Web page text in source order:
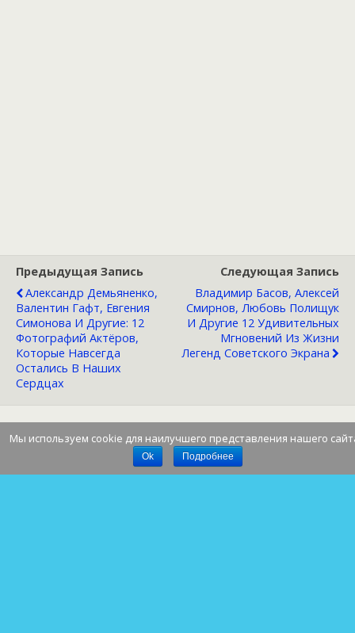
Предыдущая Запись
Александр Демьяненко,
Валентин Гафт, Евгения
Симонова И Другие: 12
Фотографий Актёров,
Которые Навсегда
Остались В Наших
Сердцах
Следующая Запись
Владимир Басов, Алексей
Смирнов, Любовь Полищук
И Другие 12 Удивительных
Мгновений Из Жизни
Легенд Советского Экрана
Мы используем cookie для наилучшего представления нашего
Ok Подробнее
Наверх